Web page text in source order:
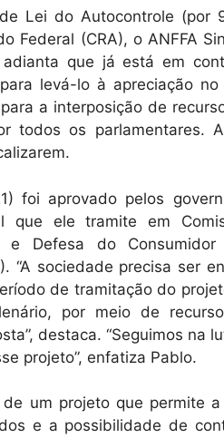
Lei do Autocontrole (por
Federal (CRA), o ANFFA
que já está em
levá-lo à apreciação
a interposição de
todos os parlamentares.
foi aprovado pelos
que ele tramite em
e Defesa do
“A sociedade precisa ser
de tramitação do
por meio de
destaca. “Seguimos na
projeto”, enfatiza Pablo.
um projeto que permite
e a possibilidade de